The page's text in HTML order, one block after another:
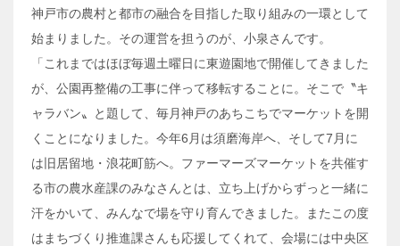
神戸市の農村と都市の融合を目指した取り組みの一環として
始まりました。その運営を担うのが、小泉さんです。
「これまではほぼ毎週土曜日に東遊園地で開催してきました
が、公園再整備の工事に伴って移転することに。そこで〝キ
ャラバン〟と題して、毎月神戸のあちこちでマーケットを開
くことになりました。今年6月は須磨海岸へ、そして7月に
は旧居留地・浪花町筋へ。ファーマーズマーケットを共催す
る市の農水産課のみなさんとは、立ち上げからずっと一緒に
汗をかいて、みんなで場を守り育んできました。またこの度
はまちづくり推進課さんも応援してくれて、会場には中央区